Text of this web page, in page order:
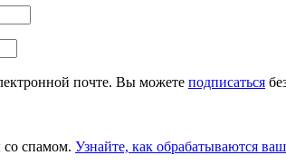
почте. Вы можете подписаться
со спамом. Узнайте, как обрабатываются